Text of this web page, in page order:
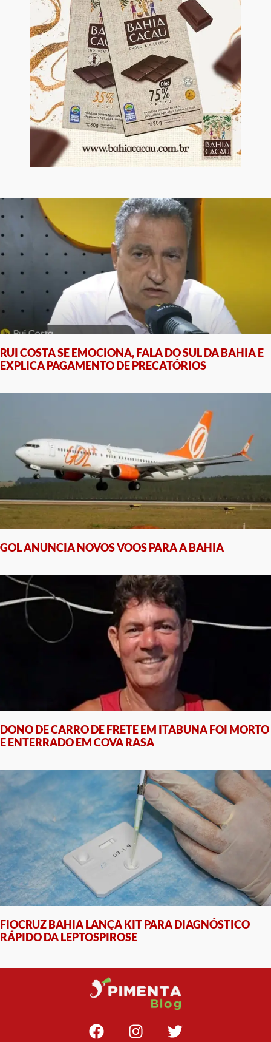
RUI COSTA SE EMOCIONA, FALA DO SUL DA BAHIA E
EXPLICA PAGAMENTO DE PRECATÓRIOS
GOL ANUNCIA NOVOS VOOS PARA A BAHIA
DONO DE CARRO DE FRETE EM ITABUNA FOI MORTO
E ENTERRADO EM COVA RASA
FIOCRUZ BAHIA LANÇA KIT PARA DIAGNÓSTICO
RÁPIDO DA LEPTOSPIROSE